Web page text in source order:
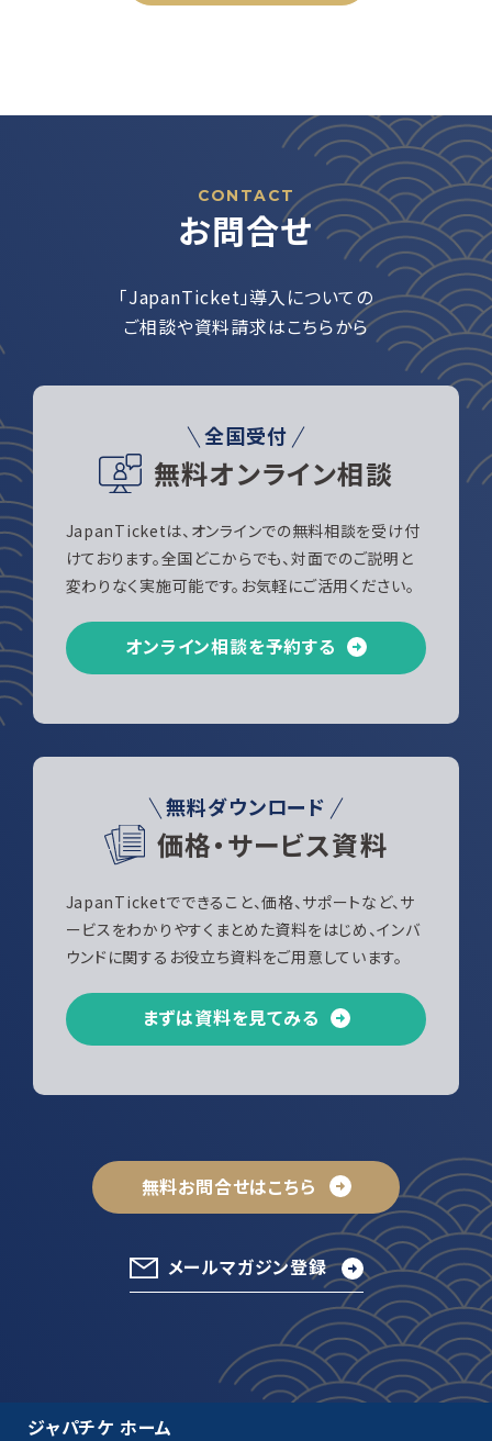
CONTACT
お問合せ
「JapanTicket」導入についての
ご相談や資料請求はこちらから
全国受付
無料オンライン相談
JapanTicketは、オンラインでの無料相談を受け付
けております。全国どこからでも、対面でのご説明と
変わりなく実施可能です。お気軽にご活用ください。
オンライン相談を予約する
無料ダウンロード
価格・サービス資料
JapanTicketでできること、価格、サポートなど、サ
ービスをわかりやすくまとめた資料をはじめ、インバ
ウンドに関するお役立ち資料をご用意しています。
まずは資料を見てみる
無料お問合せはこちら
メールマガジン登録
ジャパチケ ホーム